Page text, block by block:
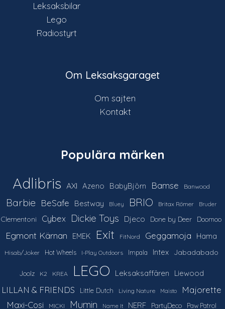
Leksaksbilar
Lego
Radiostyrt
Om Leksaksgaraget
Om sajten
Kontakt
Populära märken
Adlibris AXI Azeno BabyBjörn Bamse Banwood
Barbie BeSafe Bestway Bluey BRIO Britax Römer Bruder
Clementoni Cybex Dickie Toys Djeco Done by Deer Doomoo
Egmont Kärnan EMEK Exit FitNord Geggamoja Hama
Hisab/Joker Hot Wheels I-Play Outdoors Impala Intex Jabadabado
Joolz K2 KREA LEGO Leksaksaffären Liewood
LILLAN & FRIENDS Little Dutch Living Nature Maisto
Majorette
Maxi-Cosi
MICKI Mumin Name It NERF PartyDeco Paw Patrol